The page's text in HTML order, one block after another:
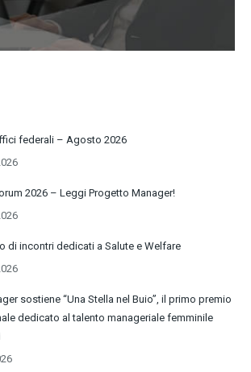
federali – Agosto 2026
2026 – Leggi Progetto Manager!
di incontri dedicati a Salute e Welfare
sostiene “Una Stella nel Buio”, il primo premio
dedicato al talento manageriale femminile